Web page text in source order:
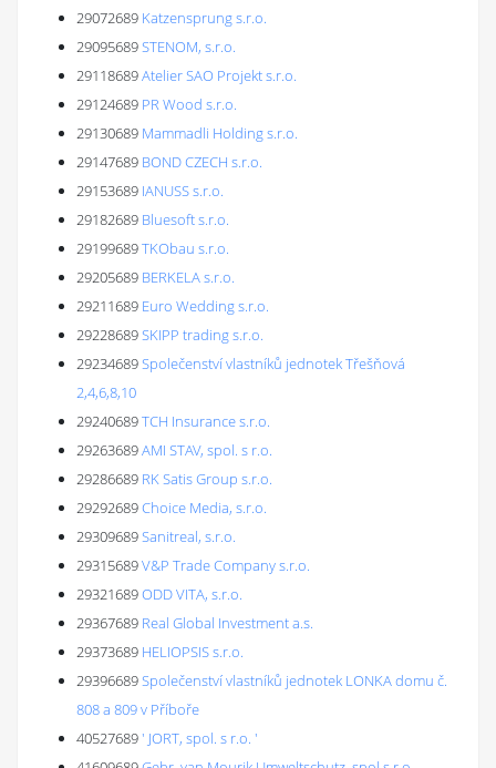
29072689 Katzensprung s.r.o.
29095689STENOM, s.r.o.
29118689Atelier SAO Projekt s.r.o.
29124689 PR Wood s.r.o.
29130689 Mammadli Holding s.r.o.
29147689 BOND CZECH s.r.o.
29153689 IANUSS s.r.o.
29182689 Bluesoft s.r.o.
29199689TKObau s.r.o.
29205689 BERKELA s.r.o.
29211689 Euro Wedding s.r.o.
29228689SKIPP trading s.r.o.
29234689Společenství vlastníků jednotek Třešňová
2,4,6,8,10
29240689TCH Insurance s.r.o.
29263689AMI STAV, spol. s r.o.
29286689 RK Satis Group s.r.o.
29292689Choice Media, s.r.o.
29309689Sanitreal, s.r.o.
29315689V&P Trade Company s.r.o.
29321689ODD VITA, s.r.o.
29367689 Real Global Investment a.s.
29373689 HELIOPSIS s.r.o.
29396689Společenství vlastníků jednotek LONKA domu č.
808 a 809 v Příboře
40527689' JORT, spol. s r.o. '